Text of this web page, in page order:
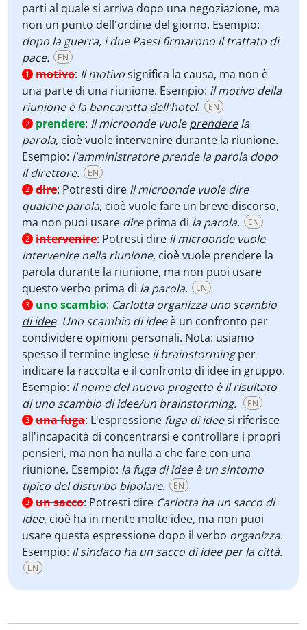
parti al quale si arriva dopo una negoziazione, ma
non un punto dell'ordine del giorno. Esempio:
dopo la guerra, i due Paesi firmarono il trattato di
pace.
EN
1 motivo: Il motivosignifica la causa, ma non è
una parte di una riunione. Esempio: il motivo della
riunione è la bancarotta dell'hotel. EN
2 prendere: Il microonde vuoleprenderela
parola, cioè vuole intervenire durante la riunione.
Esempio: l'amministratore prende la parola dopo
il direttore.
EN
2 dire: Potresti dire il microonde vuole dire
qualche parola, cioè vuole fare un breve discorso,
ma non puoi usare direprima di la parola. EN
2 intervenire: Potresti dire il microonde vuole
intervenire nella riunione, cioè vuole prendere la
parola durante la riunione, ma non puoi usare
questo verbo prima di la parola. EN
3 uno scambio: Carlotta organizza uno scambio
di idee. Uno scambio di ideeè un confronto per
condividere opinioni personali. Nota: usiamo
spesso il termine inglese il brainstormingper
indicare la raccolta e il confronto di idee in gruppo.
Esempio: il nome del nuovo progetto è il risultato
di uno scambio di idee/un brainstorming.
EN
3 una fuga: L'espressione fuga di ideesi riferisce
all'incapacità di concentrarsi e controllare i propri
pensieri, ma non ha nulla a che fare con una
riunione. Esempio: la fuga di idee è un sintomo
tipico del disturbo bipolare.
EN
3 un sacco: Potresti dire Carlotta ha un sacco di
idee, cioè ha in mente molte idee, ma non puoi
usare questa espressione dopo il verbo organizza.
Esempio: il sindaco ha un sacco di idee per la città.
EN